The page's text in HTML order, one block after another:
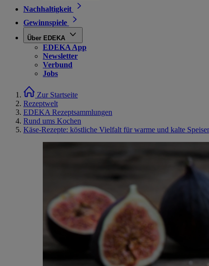
Nachhaltigkeit
Gewinnspiele
Über EDEKA
EDEKA App
Newsletter
Verbund
Jobs
Zur Startseite
Rezeptwelt
EDEKA Rezeptsammlungen
Rund ums Kochen
Käse-Rezepte: köstliche Vielfalt für warme und kalte